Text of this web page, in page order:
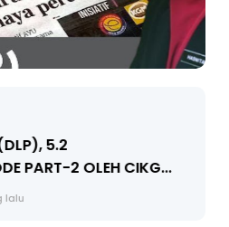
PECUT SKOR
CIKGU WAN...
lalu